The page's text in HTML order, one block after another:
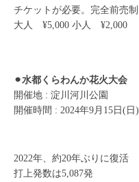
チケットが必要。完全前売制
大人 ¥5,000 小人 ¥2,000
⚫︎水都くらわんか花火大会
開催地 : 淀川河川公園
開催時間 : 2024年9月15日(日)
2022年、約20年ぶりに復活
打上発数は5,087発